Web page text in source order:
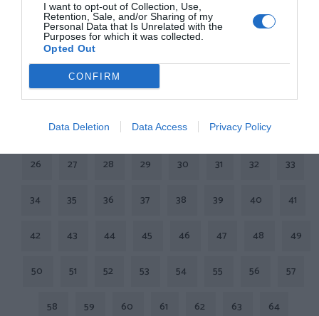
I want to opt-out of Collection, Use,
Retention, Sale, and/or Sharing of my
Personal Data that Is Unrelated with the
Purposes for which it was collected.
Opted Out
CONFIRM
Data Deletion Data Access Privacy Policy
10 11 12 13
19 20 21 22 23 24
26 27 28 29 30 31 32 33
34 35 36 37 38 39 40 41
42 43 44 45 46 47 48 49
50 51 52 53 54 55 56 57
58 59 60 61 62 63 64